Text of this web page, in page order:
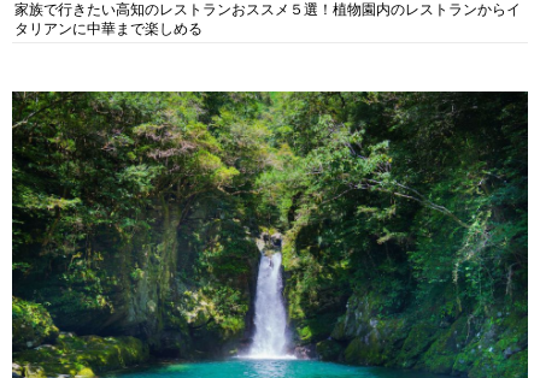
家族で行きたい高知のレストランおススメ５選！植物園内のレストランからイ
タリアンに中華まで楽しめる